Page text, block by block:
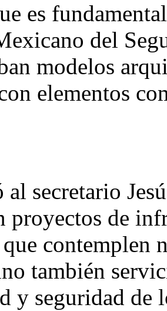
es
del
modelos
elementos
al secretario
proyectos de
contemplen
también
y seguridad de